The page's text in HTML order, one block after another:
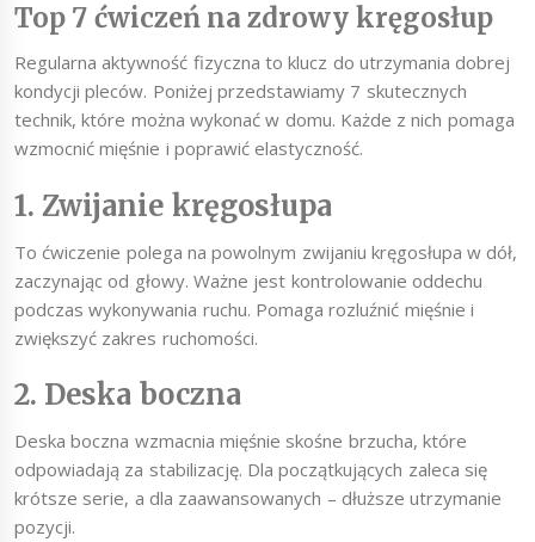
Top 7 ćwiczeń na zdrowy kręgosłup
Regularna aktywność fizyczna to klucz do utrzymania dobrej
kondycji pleców. Poniżej przedstawiamy 7 skutecznych
technik, które można wykonać w domu. Każde z nich pomaga
wzmocnić mięśnie i poprawić elastyczność.
1. Zwijanie kręgosłupa
To ćwiczenie polega na powolnym zwijaniu kręgosłupa w dół,
zaczynając od głowy. Ważne jest kontrolowanie oddechu
podczas wykonywania ruchu. Pomaga rozluźnić mięśnie i
zwiększyć zakres ruchomości.
2. Deska boczna
Deska boczna wzmacnia mięśnie skośne brzucha, które
odpowiadają za stabilizację. Dla początkujących zaleca się
krótsze serie, a dla zaawansowanych – dłuższe utrzymanie
pozycji.